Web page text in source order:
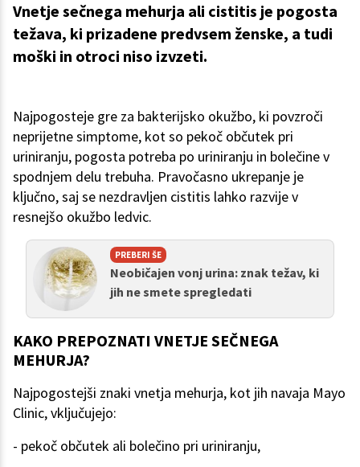
Vnetje sečnega mehurja ali cistitis je pogosta
težava, ki prizadene predvsem ženske, a tudi
moški in otroci niso izvzeti.
Najpogosteje gre za bakterijsko okužbo, ki povzroči
neprijetne simptome, kot so pekoč občutek pri
uriniranju, pogosta potreba po uriniranju in bolečine v
spodnjem delu trebuha. Pravočasno ukrepanje je
ključno, saj se nezdravljen cistitis lahko razvije v
resnejšo okužbo ledvic.
PREBERI ŠE
Neobičajen vonj urina: znak težav, ki
jih ne smete spregledati
KAKO PREPOZNATI VNETJE SEČNEGA
MEHURJA?
Najpogostejši znaki vnetja mehurja, kot jih navaja Mayo
Clinic, vključujejo:
- pekoč občutek ali bolečino pri uriniranju,